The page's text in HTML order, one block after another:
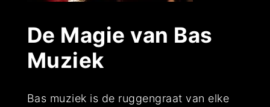
De Magie van Bas
Muziek
Bas muziek is de ruggengraat van elke